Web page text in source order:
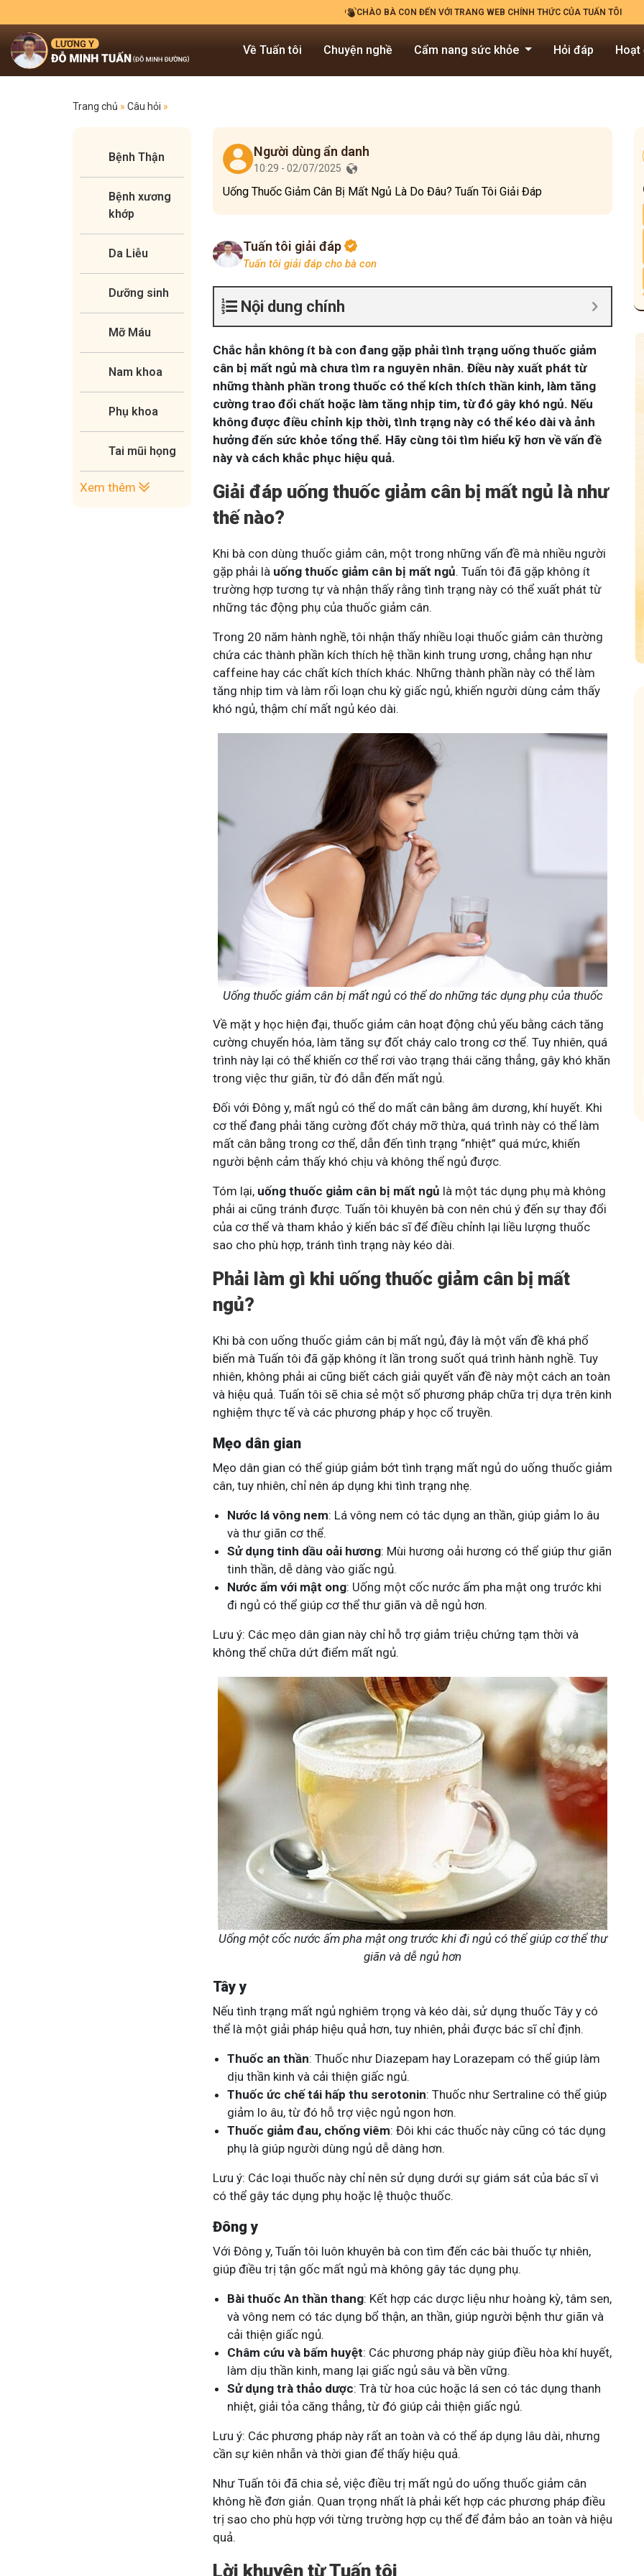
CHÀO BÀ CON ĐẾN VỚI TRANG WEB CHÍNH THỨC CỦA TUẤN TÔI
Về Tuấn tôi Chuyện nghề Cẩm nang sức khỏe Hỏi đáp Hoạt
Trang chủ » Câu hỏi »
Bệnh Thận
Bệnh xương
khớp
Da Liễu
Dưỡng sinh
Mỡ Máu
Nam khoa
Phụ khoa
Tai mũi họng
Xem thêm
Người dùng ẩn danh
10:29 - 02/07/2025
Uống Thuốc Giảm Cân Bị Mất Ngủ Là Do Đâu? Tuấn Tôi Giải Đáp
Tuấn tôi giải đáp
Tuấn tôi giải đáp cho bà con
Nội dung chính
Chắc hẳn không ít bà con đang gặp phải tình trạng uống thuốc giảm
cân bị mất ngủ mà chưa tìm ra nguyên nhân. Điều này xuất phát từ
những thành phần trong thuốc có thể kích thích thần kinh, làm tăng
cường trao đổi chất hoặc làm tăng nhịp tim, từ đó gây khó ngủ. Nếu
không được điều chỉnh kịp thời, tình trạng này có thể kéo dài và ảnh
hưởng đến sức khỏe tổng thể. Hãy cùng tôi tìm hiểu kỹ hơn về vấn đề
này và cách khắc phục hiệu quả.
Giải đáp uống thuốc giảm cân bị mất ngủ là như
thế nào?
Khi bà con dùng thuốc giảm cân, một trong những vấn đề mà nhiều người
gặp phải là uống thuốc giảm cân bị mất ngủ. Tuấn tôi đã gặp không ít
trường hợp tương tự và nhận thấy rằng tình trạng này có thể xuất phát từ
những tác động phụ của thuốc giảm cân.
Trong 20 năm hành nghề, tôi nhận thấy nhiều loại thuốc giảm cân thường
chứa các thành phần kích thích hệ thần kinh trung ương, chẳng hạn như
caffeine hay các chất kích thích khác. Những thành phần này có thể làm
tăng nhịp tim và làm rối loạn chu kỳ giấc ngủ, khiến người dùng cảm thấy
khó ngủ, thậm chí mất ngủ kéo dài.
Uống thuốc giảm cân bị mất ngủ có thể do những tác dụng phụ của thuốc
Về mặt y học hiện đại, thuốc giảm cân hoạt động chủ yếu bằng cách tăng
cường chuyển hóa, làm tăng sự đốt cháy calo trong cơ thể. Tuy nhiên, quá
trình này lại có thể khiến cơ thể rơi vào trạng thái căng thẳng, gây khó khăn
trong việc thư giãn, từ đó dẫn đến mất ngủ.
Đối với Đông y, mất ngủ có thể do mất cân bằng âm dương, khí huyết. Khi
cơ thể đang phải tăng cường đốt cháy mỡ thừa, quá trình này có thể làm
mất cân bằng trong cơ thể, dẫn đến tình trạng “nhiệt” quá mức, khiến
người bệnh cảm thấy khó chịu và không thể ngủ được.
Tóm lại, uống thuốc giảm cân bị mất ngủ là một tác dụng phụ mà không
phải ai cũng tránh được. Tuấn tôi khuyên bà con nên chú ý đến sự thay đổi
của cơ thể và tham khảo ý kiến bác sĩ để điều chỉnh lại liều lượng thuốc
sao cho phù hợp, tránh tình trạng này kéo dài.
Phải làm gì khi uống thuốc giảm cân bị mất
ngủ?
Khi bà con uống thuốc giảm cân bị mất ngủ, đây là một vấn đề khá phổ
biến mà Tuấn tôi đã gặp không ít lần trong suốt quá trình hành nghề. Tuy
nhiên, không phải ai cũng biết cách giải quyết vấn đề này một cách an toàn
và hiệu quả. Tuấn tôi sẽ chia sẻ một số phương pháp chữa trị dựa trên kinh
nghiệm thực tế và các phương pháp y học cổ truyền.
Mẹo dân gian
Mẹo dân gian có thể giúp giảm bớt tình trạng mất ngủ do uống thuốc giảm
cân, tuy nhiên, chỉ nên áp dụng khi tình trạng nhẹ.
Nước lá vông nem: Lá vông nem có tác dụng an thần, giúp giảm lo âu
và thư giãn cơ thể.
Sử dụng tinh dầu oải hương: Mùi hương oải hương có thể giúp thư giãn
tinh thần, dễ dàng vào giấc ngủ.
Nước ấm với mật ong: Uống một cốc nước ấm pha mật ong trước khi
đi ngủ có thể giúp cơ thể thư giãn và dễ ngủ hơn.
Lưu ý: Các mẹo dân gian này chỉ hỗ trợ giảm triệu chứng tạm thời và
không thể chữa dứt điểm mất ngủ.
Uống một cốc nước ấm pha mật ong trước khi đi ngủ có thể giúp cơ thể thư
giãn và dễ ngủ hơn
Tây y
Nếu tình trạng mất ngủ nghiêm trọng và kéo dài, sử dụng thuốc Tây y có
thể là một giải pháp hiệu quả hơn, tuy nhiên, phải được bác sĩ chỉ định.
Thuốc an thần: Thuốc như Diazepam hay Lorazepam có thể giúp làm
dịu thần kinh và cải thiện giấc ngủ.
Thuốc ức chế tái hấp thu serotonin: Thuốc như Sertraline có thể giúp
giảm lo âu, từ đó hỗ trợ việc ngủ ngon hơn.
Thuốc giảm đau, chống viêm: Đôi khi các thuốc này cũng có tác dụng
phụ là giúp người dùng ngủ dễ dàng hơn.
Lưu ý: Các loại thuốc này chỉ nên sử dụng dưới sự giám sát của bác sĩ vì
có thể gây tác dụng phụ hoặc lệ thuộc thuốc.
Đông y
Với Đông y, Tuấn tôi luôn khuyên bà con tìm đến các bài thuốc tự nhiên,
giúp điều trị tận gốc mất ngủ mà không gây tác dụng phụ.
Bài thuốc An thần thang: Kết hợp các dược liệu như hoàng kỳ, tâm sen,
và vông nem có tác dụng bổ thận, an thần, giúp người bệnh thư giãn và
cải thiện giấc ngủ.
Châm cứu và bấm huyệt: Các phương pháp này giúp điều hòa khí huyết,
làm dịu thần kinh, mang lại giấc ngủ sâu và bền vững.
Sử dụng trà thảo dược: Trà từ hoa cúc hoặc lá sen có tác dụng thanh
nhiệt, giải tỏa căng thẳng, từ đó giúp cải thiện giấc ngủ.
Lưu ý: Các phương pháp này rất an toàn và có thể áp dụng lâu dài, nhưng
cần sự kiên nhẫn và thời gian để thấy hiệu quả.
Như Tuấn tôi đã chia sẻ, việc điều trị mất ngủ do uống thuốc giảm cân
không hề đơn giản. Quan trọng nhất là phải kết hợp các phương pháp điều
trị sao cho phù hợp với từng trường hợp cụ thể để đảm bảo an toàn và hiệu
quả.
Lời khuyên từ Tuấn tôi
Mề Đay Đỗ Minh - Đánh Bay Mẩn Ngứa
Mề đay, mẩn ngứa gây khó chịu và ảnh hưởng sinh hoạt.
Đây là nơi tôi chia sẻ cách giảm ngứa, làm dịu da và
Tham gia nhóm
Tuấn tôi - Y diệu thuốc nam
95,5k
thành viên
Góc nhỏ tôi chia sẻ với bà con về chuyện thuốc Nam, về
tất tần tật kiến thức sức khỏe và cách chăm sóc bản
thân theo YHCT.
Tham gia nhóm